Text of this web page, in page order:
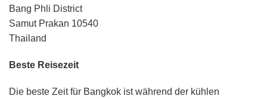
Bang Phli District
Samut Prakan 10540
Thailand
Beste Reisezeit
Die beste Zeit für Bangkok ist während der kühlen